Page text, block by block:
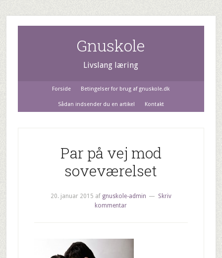
Gnuskole
Livslang læring
Forside Betingelser for brug af gnuskole.dk
Sådan indsender du en artikel Kontakt
Par på vej mod
soveværelset
20. januar 2015 af gnuskole-admin
Skriv
kommentar